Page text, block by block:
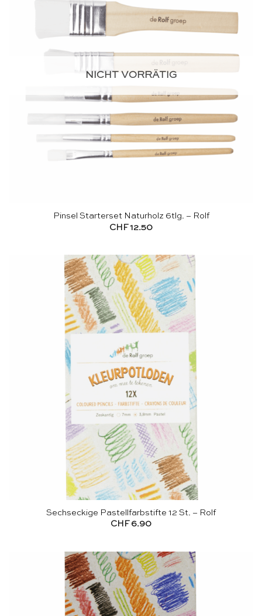
NICHT VORRÄTIG
Pinsel Starterset Naturholz 6tlg. – Rolf
CHF12.50
Sechseckige Pastellfarbstifte 12 St. – Rolf
CHF 6.90